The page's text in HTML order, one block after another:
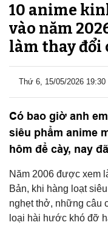
10 anime
vào năm
làm thay đổi
Thứ 6, 15/05/2026 19:30
Có bao giờ anh
siêu phẩm anime
hôm để cày, nay
Năm 2006 được xem
Bản, khi hàng loạt
nghẹt thở, những câu
loại hài hước khó đỡ